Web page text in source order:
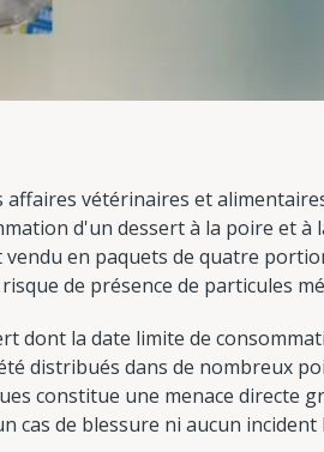
vétérinaires et
d'un dessert à la poire et à
en paquets de quatre
de présence de particules
dont la date limite de
distribués dans de nombreux
constitue une menace directe
cas de blessure ni aucun incident